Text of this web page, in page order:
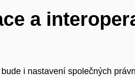
a
i nastavení společných